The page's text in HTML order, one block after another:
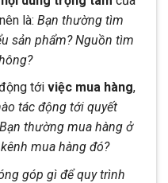
là: Bạn thường tìm
sản phẩm? Nguồn tìm
tới việc mua hàng,
tác động tới quyết
thường mua hàng ở
mua hàng đó?
góp gì để quy trình